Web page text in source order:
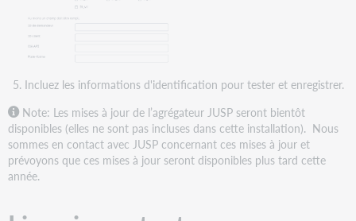
Incluez les informations d'identification pour tester et enregistrer.
Note: Les mises à jour de l’agrégateur JUSP seront bientôt
disponibles (elles ne sont pas incluses dans cette installation). Nous
sommes en contact avec JUSP concernant ces mises à jour et
prévoyons que ces mises à jour seront disponibles plus tard cette
année.